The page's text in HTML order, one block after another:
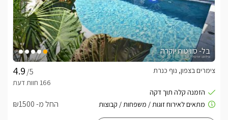
בל- סוויטות יוקרה
/5
צימרים בצפון, נוף כנרת
החל מ- ₪1500